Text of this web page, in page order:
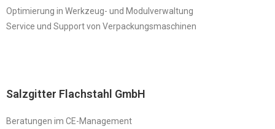
Optimierung in Werkzeug- und Modulverwaltung
Service und Support von Verpackungsmaschinen
Salzgitter Flachstahl GmbH
Beratungen im CE-Management